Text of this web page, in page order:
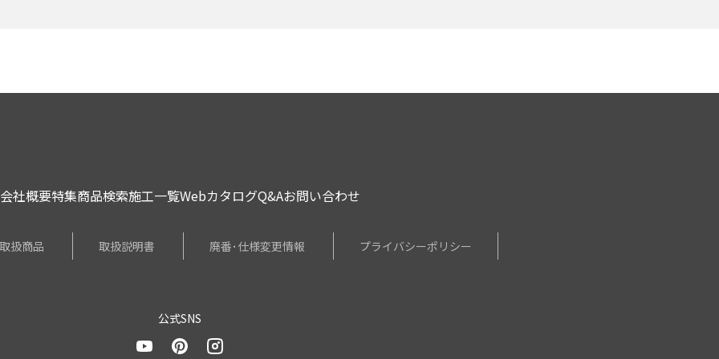
会社概要特集商品検索施工一覧WebカタログQ&Aお問い合わせ
取扱商品 取扱説明書 廃番･仕様変更情報 プライバシーポリシー
公式SNS